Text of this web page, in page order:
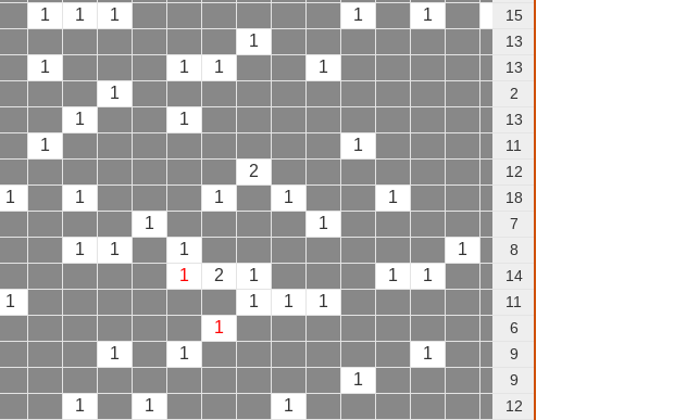
1 1 1 1 1 15
1 13
1 1 1 1 13
1 2
1 1 13
1 1 11
2 12
1 1 1 1 1 18
1 1 7
1 1 1 1 8
1 2 1 1 1 14
1 1 1 1 11
1 6
1 1 1 9
1 9
1 1 1 12